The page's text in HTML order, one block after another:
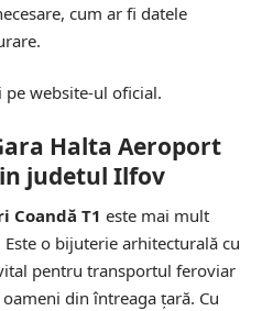
cum ar fi datele
pe website-ul oficial.
Halta Aeroport
judetul Ilfov
Coandă T1 este mai mult
o bijuterie arhitecturală cu
pentru transportul feroviar
din întreaga țară. Cu